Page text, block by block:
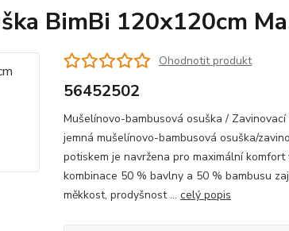
BimBi 120x120cm
Ohodnotit produkt
56452502
Mušelínovo-bambusová osuška /
jemná mušelínovo-bambusová osuška/
potiskem je navržena pro maximální komfort
kombinace 50 % bavlny a 50 % bambusu
měkkost, prodyšnost ... celý popis